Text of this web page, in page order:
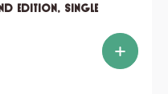
edition, single